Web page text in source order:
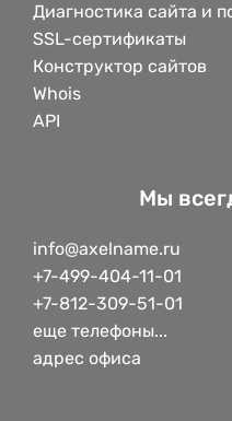
Диагностика сайта и
SSL-сертификаты
Конструктор сайтов
Whois
API
Мы
info@axelname.ru
+7-499-404-11-01
+7-812-309-51-01
еще телефоны...
адрес офиса